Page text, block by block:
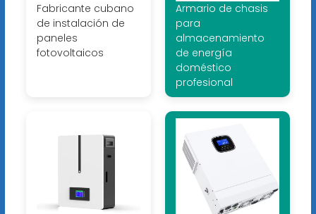
Fabricante cubano
de instalación de
paneles
fotovoltaicos
Armario de chasis
para
almacenamiento
de energía
doméstico
profesional